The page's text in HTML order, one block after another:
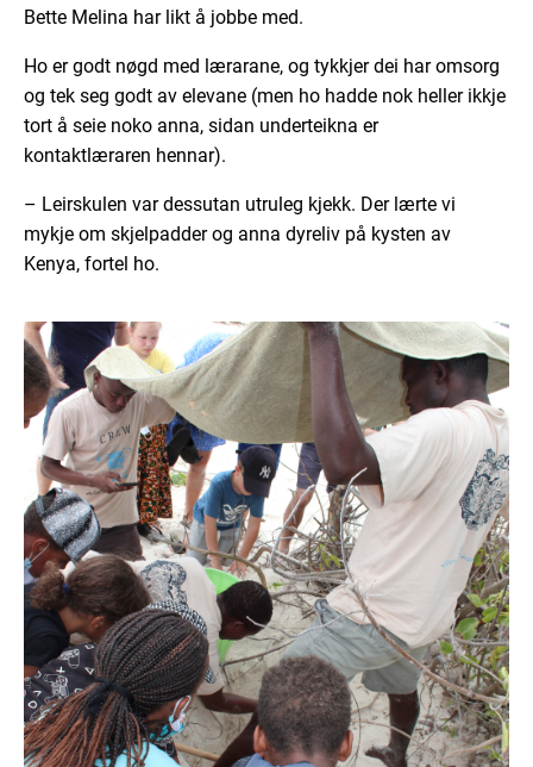
Bette Melina har likt å jobbe med.
Ho er godt nøgd med lærarane, og tykkjer dei har omsorg
og tek seg godt av elevane (men ho hadde nok heller ikkje
tort å seie noko anna, sidan underteikna er
kontaktlæraren hennar).
– Leirskulen var dessutan utruleg kjekk. Der lærte vi
mykje om skjelpadder og anna dyreliv på kysten av
Kenya, fortel ho.